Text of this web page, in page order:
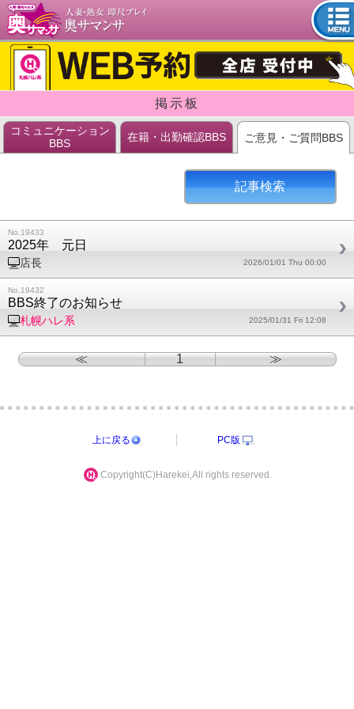
掲示板
コミュニケーション
BBS
在籍・出勤確認BBS ご意見・ご質問BBS
記事検索
No.19433
2025年 元日
店長 2026/01/01 Thu 00:00
No.19432
BBS終了のお知らせ
札幌ハレ系 2025/01/31 Fri 12:08
≪ 1 ≫
上に戻る PC版
Copyright(C)Harekei,All rights reserved.